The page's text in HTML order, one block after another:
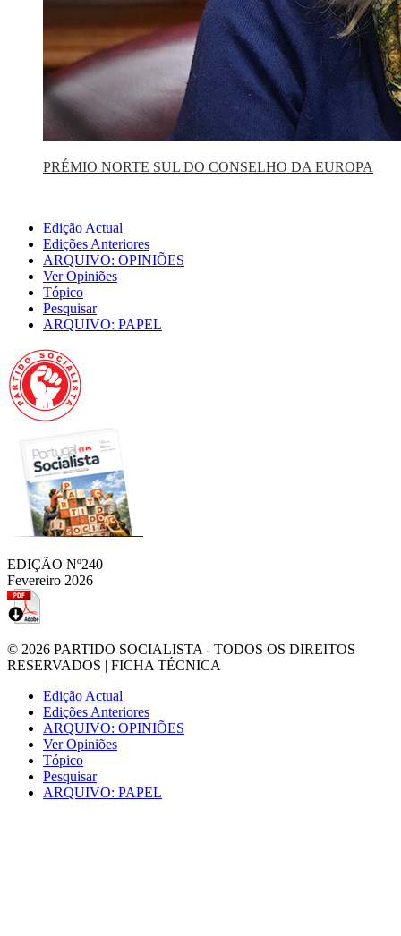
PRÉMIO NORTE SUL DO CONSELHO DA EUROPA
Edição Actual
Edições Anteriores
ARQUIVO: OPINIÕES
Ver Opiniões
Tópico
Pesquisar
ARQUIVO: PAPEL
EDIÇÃO Nº240
Fevereiro 2026
© 2026 PARTIDO SOCIALISTA - TODOS OS DIREITOS
RESERVADOS | FICHA TÉCNICA
Edição Actual
Edições Anteriores
ARQUIVO: OPINIÕES
Ver Opiniões
Tópico
Pesquisar
ARQUIVO: PAPEL